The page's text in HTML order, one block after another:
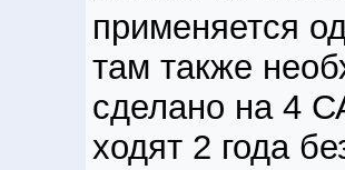
применяется
там также
сделано на 4
ходят 2 года